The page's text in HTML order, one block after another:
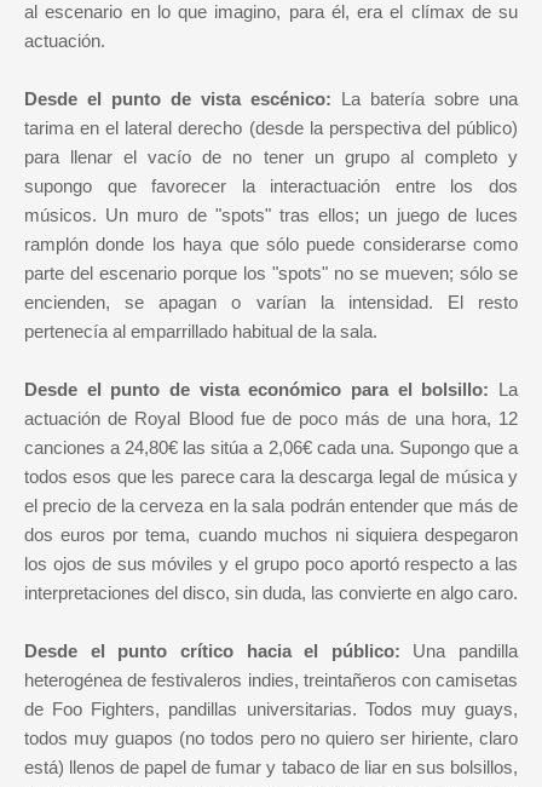
al escenario en lo que imagino, para él, era el clímax de su
actuación.
Desde el punto de vista escénico: La batería sobre una
tarima en el lateral derecho (desde la perspectiva del público)
para llenar el vacío de no tener un grupo al completo y
supongo que favorecer la interactuación entre los dos
músicos. Un muro de "spots" tras ellos; un juego de luces
ramplón donde los haya que sólo puede considerarse como
parte del escenario porque los "spots" no se mueven; sólo se
encienden, se apagan o varían la intensidad. El resto
pertenecía al emparrillado habitual de la sala.
Desde el punto de vista económico para el bolsillo: La
actuación de Royal Blood fue de poco más de una hora, 12
canciones a 24,80€ las sitúa a 2,06€ cada una. Supongo que a
todos esos que les parece cara la descarga legal de música y
el precio de la cerveza en la sala podrán entender que más de
dos euros por tema, cuando muchos ni siquiera despegaron
los ojos de sus móviles y el grupo poco aportó respecto a las
interpretaciones del disco, sin duda, las convierte en algo caro.
Desde el punto crítico hacia el público: Una pandilla
heterogénea de festivaleros indies, treintañeros con camisetas
de Foo Fighters, pandillas universitarias. Todos muy guays,
todos muy guapos (no todos pero no quiero ser hiriente, claro
está) llenos de papel de fumar y tabaco de liar en sus bolsillos,